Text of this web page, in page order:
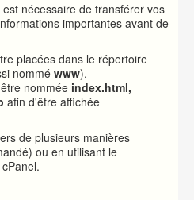
nécessaire de transférer vos
importantes avant de
placées dans le répertoire
nommé www).
nommée index.html,
afin d'être affichée
de plusieurs manières
ou en utilisant le